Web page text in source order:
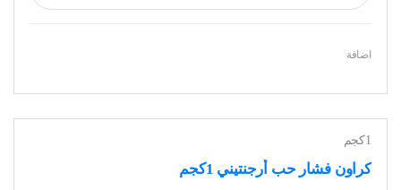
اضافة
1كجم
كراون فشار حب أرجنتيني 1كجم